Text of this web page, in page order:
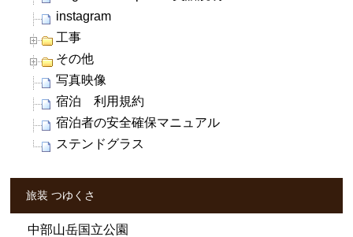
instagram
工事
その他
写真映像
宿泊 利用規約
宿泊者の安全確保マニュアル
ステンドグラス
旅装 つゆくさ
中部山岳国立公園